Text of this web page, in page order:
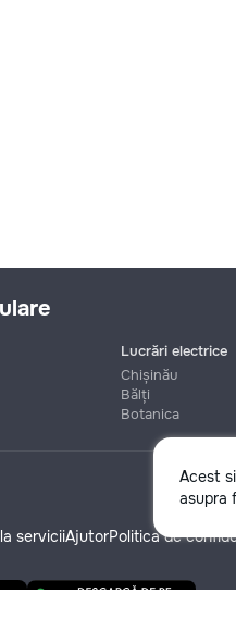
Acest
asupra
Lucrări electrice
Chișinău
Bălți
Botanica
serviciiAjutorPolitica de